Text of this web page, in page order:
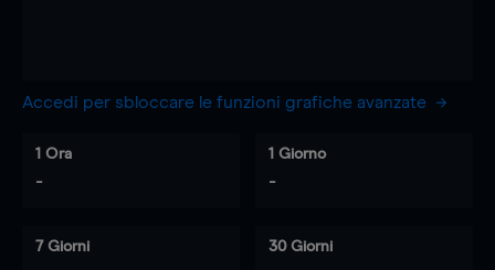
Accedi per sbloccare le funzioni grafiche avanzate
1 Ora
-
1 Giorno
-
7 Giorni 30 Giorni